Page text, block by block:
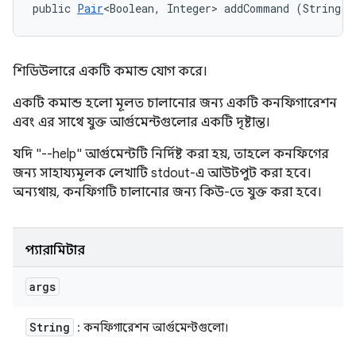
public Pair<Boolean, Integer> addCommand
শিডিউলারে একটি কমান্ড যোগ করে।
একটি কমান্ড হলো মূলত চালানোর জন্য একটি কনফিগারেশন
এবং এর সাথে যুক্ত আর্গুমেন্টগুলোর একটি দৃষ্টান্ত।
যদি "--help" আর্গুমেন্টটি নির্দিষ্ট করা হয়, তাহলে কনফিগের
জন্য সাহায্যমূলক লেখাটি stdout-এ আউটপুট করা হবে।
অন্যথায়, কনফিগটি চালানোর জন্য কিউ-তে যুক্ত করা হবে।
প্যারামিটার
args
String : কনফিগারেশন আর্গুমেন্টগুলো।